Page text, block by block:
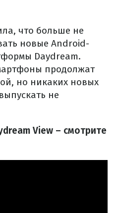
что больше не
новые Android-
Daydream.
продолжат
но никаких новых
не
View – смотрите